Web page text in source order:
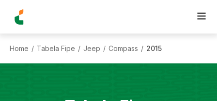
Home / Tabela Fipe / Jeep / Compass / 2015